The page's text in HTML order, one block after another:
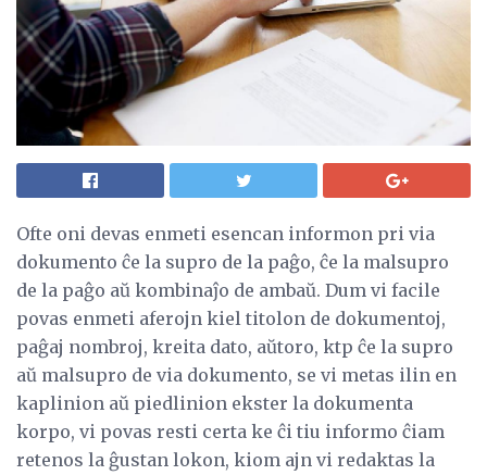
Ofte oni devas enmeti esencan informon pri via
dokumento ĉe la supro de la paĝo, ĉe la malsupro
de la paĝo aŭ kombinaĵo de ambaŭ. Dum vi facile
povas enmeti aferojn kiel titolon de dokumentoj,
paĝaj nombroj, kreita dato, aŭtoro, ktp ĉe la supro
aŭ malsupro de via dokumento, se vi metas ilin en
kaplinion aŭ piedlinion ekster la dokumenta
korpo, vi povas resti certa ke ĉi tiu informo ĉiam
retenos la ĝustan lokon, kiom ajn vi redaktas la